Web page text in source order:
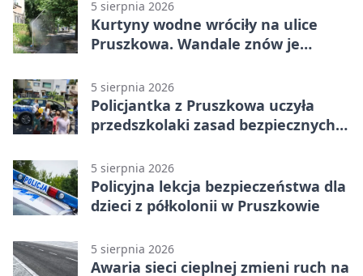
5 sierpnia 2026
Kurtyny wodne wróciły na ulice
Pruszkowa. Wandale znów je
5 sierpnia 2026
Policjantka z Pruszkowa uczyła
przedszkolaki zasad bezpiecznych
5 sierpnia 2026
Policyjna lekcja bezpieczeństwa dla
dzieci z półkolonii w Pruszkowie
5 sierpnia 2026
Awaria sieci cieplnej zmieni ruch na